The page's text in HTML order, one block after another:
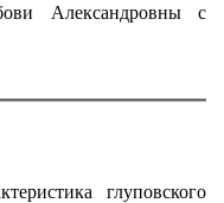
Александровны с
глуповского